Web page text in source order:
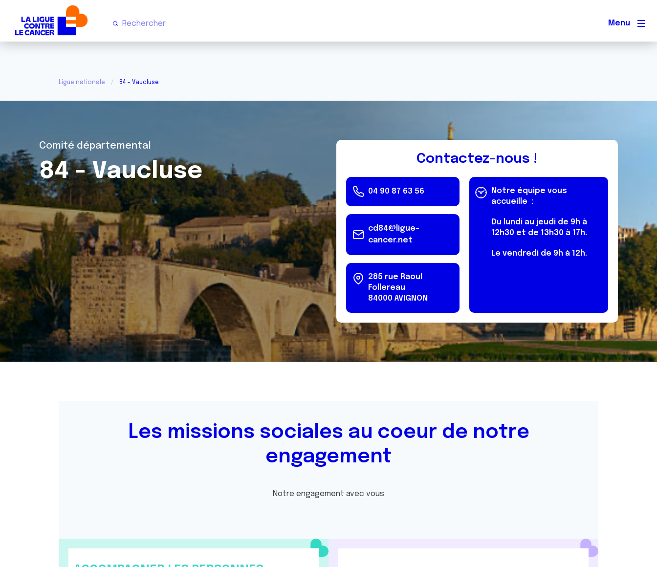
Menu
Ligue nationale 84 - Vaucluse
Comité départemental
84 - Vaucluse
Contactez-nous !
04 90 87 63 56
cd84@ligue-
cancer.net
285 rue Raoul
Follereau
84000 AVIGNON
Notre équipe vous
accueille :
Du lundi au jeudi de 9h à
12h30 et de 13h30 à 17h.
Le vendredi de 9h à 12h.
Les missions sociales au coeur de notre
engagement
Notre engagement avec vous